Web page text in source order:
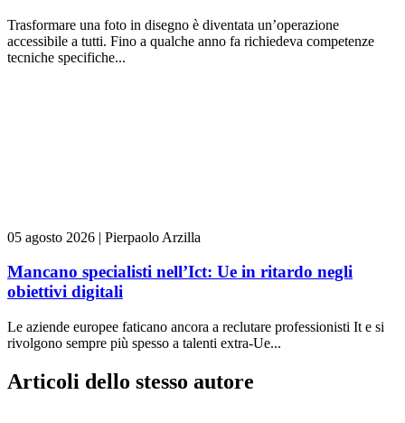
Trasformare una foto in disegno è diventata un’operazione
accessibile a tutti. Fino a qualche anno fa richiedeva competenze
tecniche specifiche...
05 agosto 2026 | Pierpaolo Arzilla
Mancano specialisti nell’Ict: Ue in ritardo negli
obiettivi digitali
Le aziende europee faticano ancora a reclutare professionisti It e si
rivolgono sempre più spesso a talenti extra-Ue...
Articoli dello stesso autore